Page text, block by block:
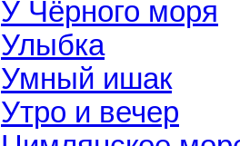
У Чёрного моря
Улыбка
Умный ишак
Утро и вечер